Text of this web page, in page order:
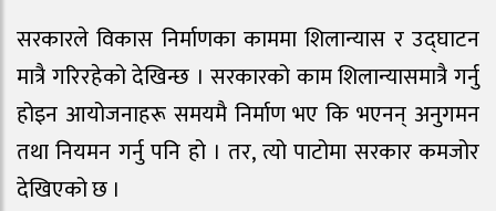
सरकारले विकास निर्माणका काममा शिलान्यास र उद्घाटन
मात्रै गरिरहेको देखिन्छ । सरकारको काम शिलान्यासमात्रै गर्नु
होइन आयोजनाहरू समयमै निर्माण भए कि भएनन् अनुगमन
तथा नियमन गर्नु पनि हो । तर, त्यो पाटोमा सरकार कमजोर
देखिएको छ । ​